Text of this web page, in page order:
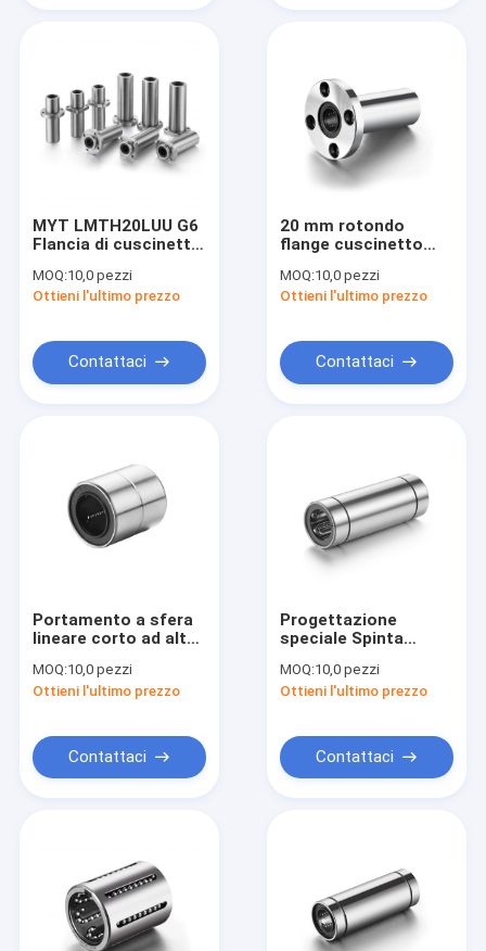
Casa.
Visita alla fabbrica
Controllo della qualità
Portamento lineare della fianchetta
MYT LMTH20LUU G6
Flancia di cuscinetto
industriali
MOQ:10,0 pezzi
Ottieni l'ultimo prezzo
Contattaci
20 mm rotondo
flange cuscinetto
scorrevoli
anticorrosivo
MOQ:10,0 pezzi
Ottieni l'ultimo prezzo
Contattaci
Portamento a sfera
lineare corto ad alta
movimento lineare
della macchina
MOQ:10,0 pezzi
Ottieni l'ultimo prezzo
Contattaci
Progettazione
speciale Spinta
utilizzata Macchine
motore Parti del
MOQ:10,0 pezzi
Ottieni l'ultimo prezzo
Contattaci